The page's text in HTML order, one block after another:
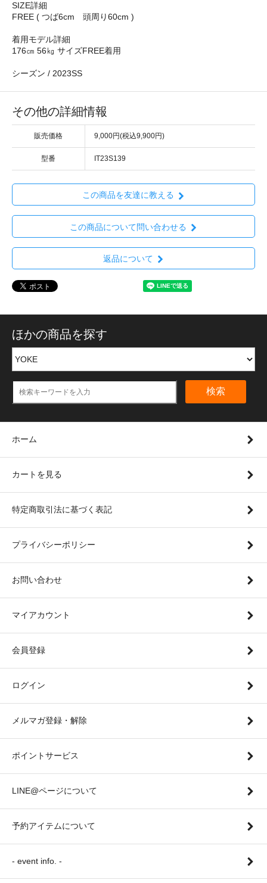
SIZE詳細
FREE ( つば6cm 頭周り60cm )
着用モデル詳細
176㎝ 56㎏ サイズFREE着用
シーズン / 2023SS
その他の詳細情報
販売価格 9,000円(税込9,900円)
型番 IT23S139
この商品を友達に教える
この商品について問い合わせる
返品について
ほかの商品を探す
検索
ホーム
カートを見る
特定商取引法に基づく表記
プライバシーポリシー
お問い合わせ
マイアカウント
会員登録
ログイン
メルマガ登録・解除
ポイントサービス
LINE@ページについて
予約アイテムについて
- event info. -